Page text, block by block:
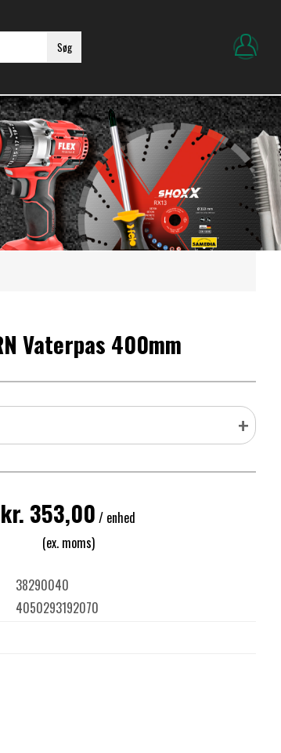
Søg
Vaterpas 400mm
+
kr. 353,00 / enhed
(ex. moms)
38290040
4050293192070